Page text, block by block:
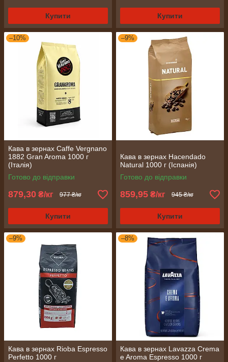
Купити Купити
–10%
Кава в зернах Caffe Vergnano
1882 Gran Aroma 1000 г
(Італія)
Готово до відправки
879,30 ₴/кг 977 ₴/кг
Купити
–9%
Кава в зернах Hacendado
Natural 1000 г (Іспанія)
Готово до відправки
859,95 ₴/кг 945 ₴/кг
Купити
–9%
Кава в зернах Rioba Espresso
Perfetto 1000 г
–8%
Кава в зернах Lavazza Crema
e Aroma Espresso 1000 г